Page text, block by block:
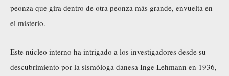
peonza que gira dentro de otra peonza más grande, envuelta en
el misterio.
Este núcleo interno ha intrigado a los investigadores desde su
descubrimiento por la sismóloga danesa Inge Lehmann en 1936,